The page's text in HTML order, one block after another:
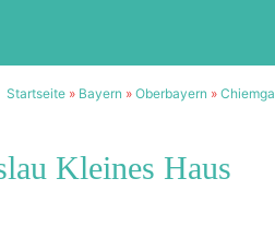
Startseite » Bayern » Oberbayern »
Kleines Haus